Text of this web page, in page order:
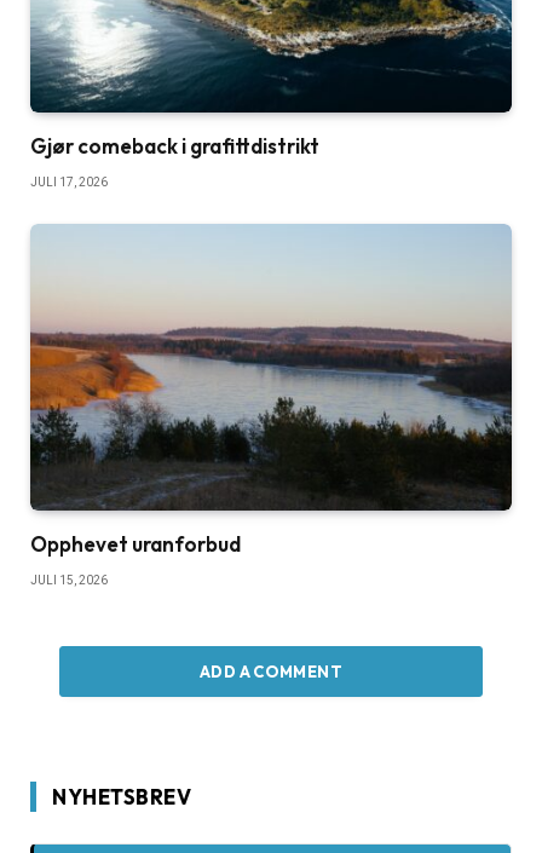
Gjør comeback i grafittdistrikt
JULI 17, 2026
Opphevet uranforbud
JULI 15, 2026
ADD A COMMENT
NYHETSBREV